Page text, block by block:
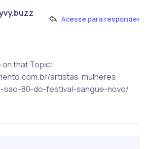
Acesse para responder
on that Topic:
artistas-mulheres-
sao-80-do-festival-sangue-novo/